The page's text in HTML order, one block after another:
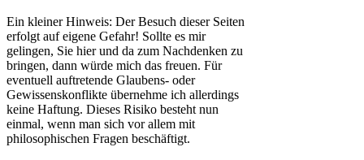
Ein kleiner Hinweis: Der Besuch dieser Seiten
erfolgt auf eigene Gefahr! Sollte es mir
gelingen, Sie hier und da zum Nachdenken zu
bringen, dann würde mich das freuen. Für
eventuell auftretende Glaubens- oder
Gewissenskonflikte übernehme ich allerdings
keine Haftung. Dieses Risiko besteht nun
einmal, wenn man sich vor allem mit
philosophischen Fragen beschäftigt.